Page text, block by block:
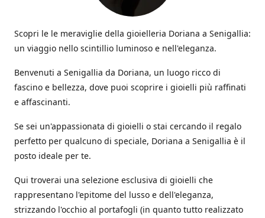
Scopri le le meraviglie della gioielleria Doriana a Senigallia:
un viaggio nello scintillio luminoso e nell'eleganza.
Benvenuti a Senigallia da Doriana, un luogo ricco di
fascino e bellezza, dove puoi scoprire i gioielli più raffinati
e affascinanti.
Se sei un'appassionata di gioielli o stai cercando il regalo
perfetto per qualcuno di speciale, Doriana a Senigallia è il
posto ideale per te.
Qui troverai una selezione esclusiva di gioielli che
rappresentano l'epitome del lusso e dell'eleganza,
strizzando l'occhio al portafogli (in quanto tutto realizzato